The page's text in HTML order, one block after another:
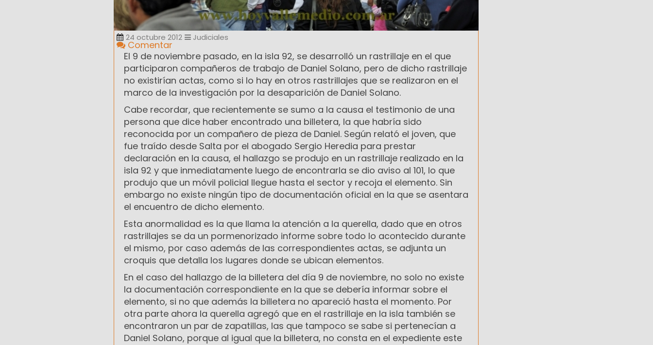
24 octubre 2012 Judiciales
Comentar
El 9 de noviembre pasado, en la isla 92, se desarrolló un rastrillaje en el que
participaron compañeros de trabajo de Daniel Solano, pero de dicho rastrillaje
no existirían actas, como si lo hay en otros rastrillajes que se realizaron en el
marco de la investigación por la desaparición de Daniel Solano.
Cabe recordar, que recientemente se sumo a la causa el testimonio de una
persona que dice haber encontrado una billetera, la que habría sido
reconocida por un compañero de pieza de Daniel. Según relató el joven, que
fue traído desde Salta por el abogado Sergio Heredia para prestar
declaración en la causa, el hallazgo se produjo en un rastrillaje realizado en la
isla 92 y que inmediatamente luego de encontrarla se dio aviso al 101, lo que
produjo que un móvil policial llegue hasta el sector y recoja el elemento. Sin
embargo no existe ningún tipo de documentación oficial en la que se asentara
el encuentro de dicho elemento.
Esta anormalidad es la que llama la atención a la querella, dado que en otros
rastrillajes se da un pormenorizado informe sobre todo lo acontecido durante
el mismo, por caso además de las correspondientes actas, se adjunta un
croquis que detalla los lugares donde se ubican elementos.
En el caso del hallazgo de la billetera del día 9 de noviembre, no solo no existe
la documentación correspondiente en la que se debería informar sobre el
elemento, si no que además la billetera no apareció hasta el momento. Por
otra parte ahora la querella agregó que en el rastrillaje en la isla también se
encontraron un par de zapatillas, las que tampoco se sabe si pertenecían a
Daniel Solano, porque al igual que la billetera, no consta en el expediente este